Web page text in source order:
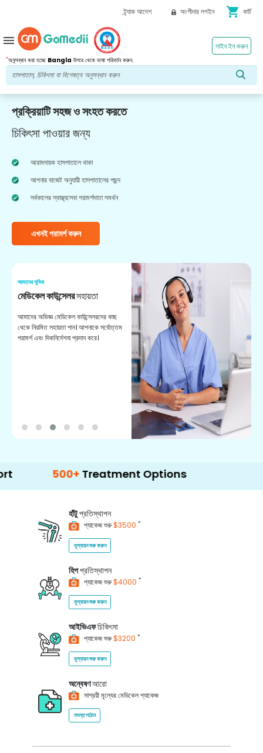
ট্র্যাক আদেশ অংশীদার লগইন shopping_cart কার্ট
*অনুসন্ধান করা হচ্ছে Bangla উপরে থেকে ভাষা পরিবর্তন করুন.
সাইন ইন করুন
menu
প্রক্রিয়াটি সহজ ও সংহত করতে
চিকিৎসা পাওয়ার জন্য
আরামদায়ক হাসপাতালে থাকা
আপনার বাজেট অনুযায়ী হাসপাতালের পছন্দ
সর্বকালের স্বাস্থ্যসেবা পরামর্শদাতা সমর্থন
এখনই পরামর্শ করুন
আমাদের সুবিধা
মেডিকেল কাউন্সেলরসহায়তা
আমাদের অভিজ্ঞ মেডিকেল কাউন্সেলরদের কাছ
থেকে নিয়মিত সহায়তা পান। আপনাকে সর্বোত্তম
পরামর্শ এবং দিকনির্দেশনা প্রদান করে।
500+ Treatment Options
হাঁটুপ্রতিস্থাপন
প্যাকেজ শুরু$3500 *
মূল্যায়ন শুরু করুন
হিপপ্রতিস্থাপন
প্যাকেজ শুরু$4000 *
মূল্যায়ন শুরু করুন
আইভিএফচিকিৎসা
প্যাকেজ শুরু$3200 *
মূল্যায়ন শুরু করুন
অন্বেষণআরো
সাশ্রয়ী মূল্যের মেডিকেল প্যাকেজ
তদন্ত পাঠান